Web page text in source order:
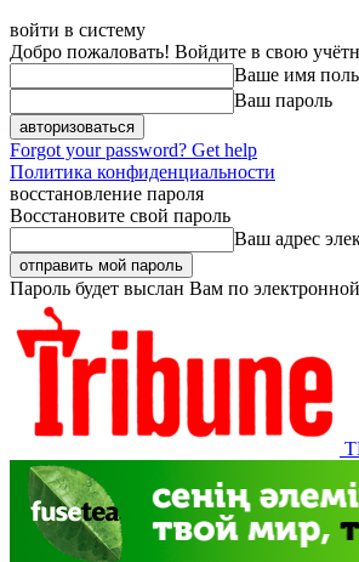
войти в систему
Добро пожаловать! Войдите в свою
Ваше имя
Ваш пароль
Forgot your password? Get help
Политика конфиденциальности
восстановление пароля
Восстановите свой пароль
Ваш адрес
Пароль будет выслан Вам по